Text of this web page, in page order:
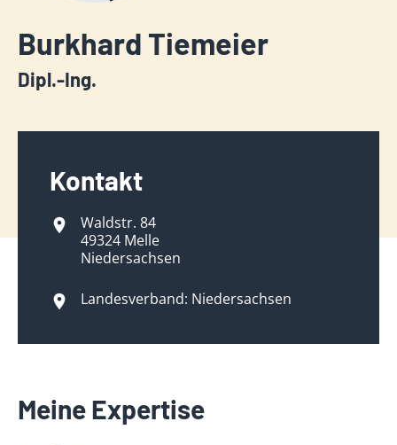
Burkhard Tiemeier
Dipl.-Ing.
Kontakt
Waldstr. 84
49324 Melle
Niedersachsen
Landesverband: Niedersachsen
Meine Expertise